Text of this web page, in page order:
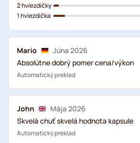
2 hviezdičky
1 hviezdička
Mario
Júna 2026
Absolútne dobrý pomer cena/výkon
Automatický preklad
John
Mája 2026
Skvelá chuť skvelá hodnota kapsule
Automatický preklad